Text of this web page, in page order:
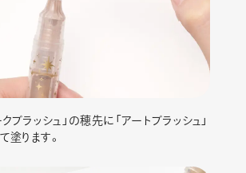
ブラッシュ」の穂先に「アートブラッシュ」
塗ります。